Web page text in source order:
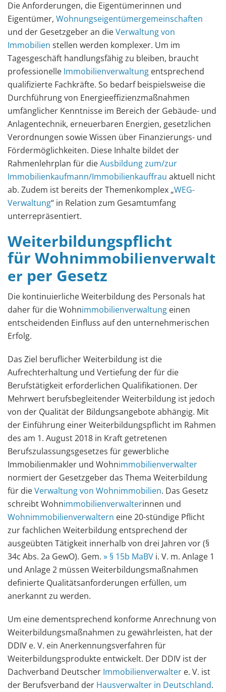
Die Anforderungen, die Eigentümerinnen und
Eigentümer, Wohnungseigentümergemeinschaften
und der Gesetzgeber an dieVerwaltung von
Immobilien stellen werden komplexer. Um im
Tagesgeschäft handlungsfähig zu bleiben, braucht
professionelle Immobilienverwaltung entsprechend
qualifizierte Fachkräfte. So bedarf beispielsweise die
Durchführung von Energieeffizienzmaßnahmen
umfänglicher Kenntnisse im Bereich der Gebäude- und
Anlagentechnik, erneuerbaren Energien, gesetzlichen
Verordnungen sowie Wissen über Finanzierungs- und
Fördermöglichkeiten. Diese Inhalte bildet der
Rahmenlehrplan für dieAusbildung zum/zur
Immobilienkaufmann/Immobilienkauffrau aktuell nicht
ab. Zudem ist bereits der Themenkomplex „WEG-
Verwaltung“ in Relation zum Gesamtumfang
unterrepräsentiert.
Weiterbildungspflicht
für Wohnimmobilienverwalt
er per Gesetz
Die kontinuierliche Weiterbildung des Personals hat
daher für die Wohnimmobilienverwaltung einen
entscheidenden Einfluss auf den unternehmerischen
Erfolg.
Das Ziel beruflicher Weiterbildung ist die
Aufrechterhaltung und Vertiefung der für die
Berufstätigkeit erforderlichen Qualifikationen. Der
Mehrwert berufsbegleitender Weiterbildung ist jedoch
von der Qualität der Bildungsangebote abhängig. Mit
der Einführung einer Weiterbildungspflicht im Rahmen
des am 1. August 2018 in Kraft getretenen
Berufszulassungsgesetzes für gewerbliche
Immobilienmakler und Wohnimmobilienverwalter
normiert der Gesetzgeber das Thema Weiterbildung
für dieVerwaltung von Wohnimmobilien. Das Gesetz
schreibt Wohnimmobilienverwalterinnen und
Wohnimmobilienverwaltern eine 20-stündige Pflicht
zur fachlichen Weiterbildung entsprechend der
ausgeübten Tätigkeit innerhalb von drei Jahren vor (§
34c Abs. 2a GewO). Gem. » § 15b MaBV i. V. m. Anlage 1
und Anlage 2 müssen Weiterbildungsmaßnahmen
definierte Qualitätsanforderungen erfüllen, um
anerkannt zu werden.
Um eine dementsprechend konforme Anrechnung von
Weiterbildungsmaßnahmen zu gewährleisten, hat der
DDIV e. V. ein Anerkennungsverfahren für
Weiterbildungsprodukte entwickelt. Der DDIV ist der
Dachverband Deutscher Immobilienverwalter e. V. ist
der Berufsverband der Hausverwalter in Deutschland.